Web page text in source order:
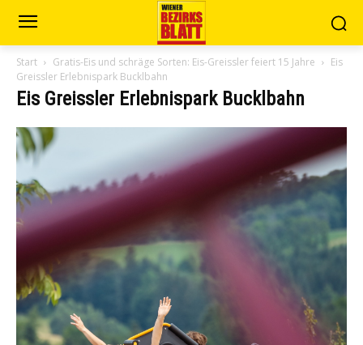
Start Gratis-Eis und schräge Sorten: Eis-Greissler feiert 15 Jahre
Eis
Greissler Erlebnispark Bucklbahn
Eis Greissler Erlebnispark Bucklbahn